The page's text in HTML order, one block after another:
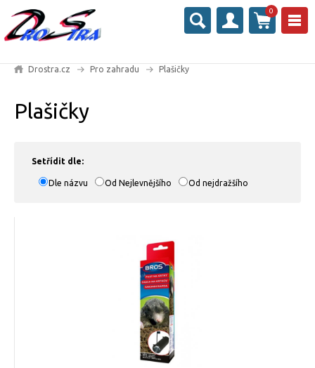
0
Drostra.cz Pro zahradu Plašičky
Plašičky
Setřídit dle:
Dle názvu Od Nejlevnějšího Od nejdražšího